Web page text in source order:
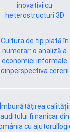
inovativi cu
heterostructuri 3D
Cultura de tip plată în
numerar: o analiză a
economiei informale
dinperspectiva cererii
Îmbunătățirea calității
auditului fi nanicar din
cu